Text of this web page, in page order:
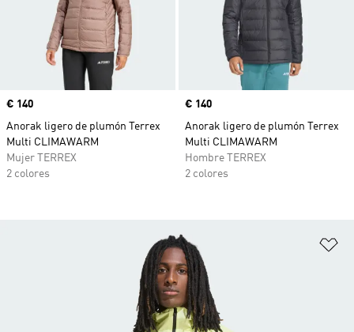
Precio
€ 140
Anorak ligero de plumón Terrex
Multi CLIMAWARM
Mujer TERREX
2 colores
Precio
€ 140
Anorak ligero de plumón Terrex
Multi CLIMAWARM
Hombre TERREX
2 colores